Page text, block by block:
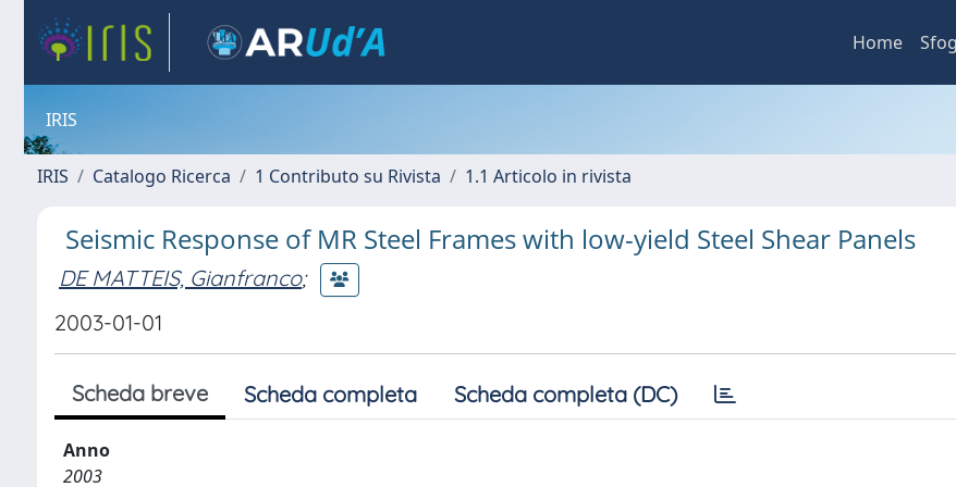
Home
IRIS
IRIS Catalogo Ricerca 1 Contributo su Rivista 1.1 Articolo in rivista
Seismic Response of MR Steel Frames with low-yield Steel Shear Panels
DE MATTEIS, Gianfranco;
2003-01-01
Scheda breve Scheda completa Scheda completa (DC)
Anno
2003